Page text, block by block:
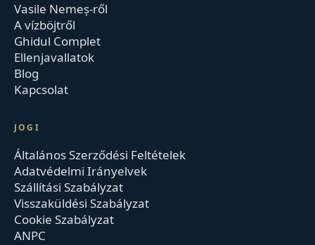
Vasile Nemeș-ről
A vízböjtről
Ghidul Complet
Ellenjavallatok
Blog
Kapcsolat
JOGI
Általános Szerződési Feltételek
Adatvédelmi Irányelvek
Szállítási Szabályzat
Visszaküldési Szabályzat
Cookie Szabályzat
ANPC